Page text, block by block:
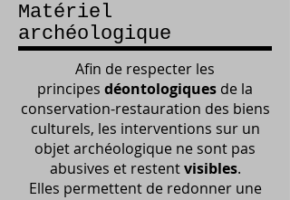
Matériel
archéologique
Afin de respecter les
principes déontologiques de la
conservation-restauration des biens
culturels, les interventions sur un
objet archéologique ne sont pas
abusives et restentvisibles.
Elles permettent de redonner une